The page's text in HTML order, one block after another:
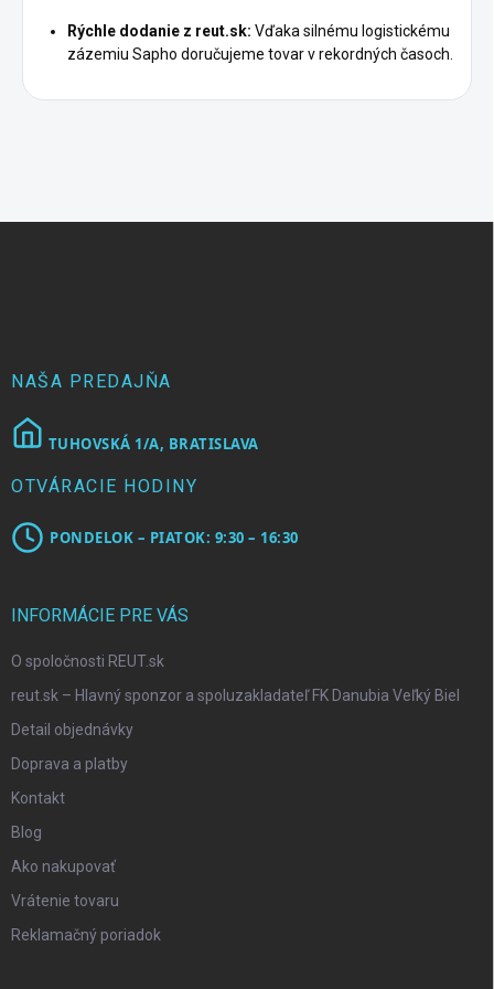
Rýchle dodanie z reut.sk: Vďaka silnému logistickému
zázemiu Sapho doručujeme tovar v rekordných časoch.
NAŠA PREDAJŇA
TUHOVSKÁ 1/A, BRATISLAVA
OTVÁRACIE HODINY
PONDELOK – PIATOK: 9:30 – 16:30
INFORMÁCIE PRE VÁS
O spoločnosti REUT.sk
reut.sk – Hlavný sponzor a spoluzakladateľ FK Danubia Veľký Biel
Detail objednávky
Doprava a platby
Kontakt
Blog
Ako nakupovať
Vrátenie tovaru
Reklamačný poriadok